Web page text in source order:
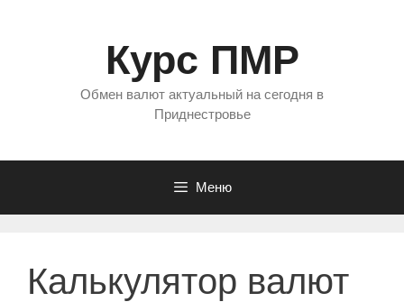
Курс ПМР
Обмен валют актуальный на сегодня в
Приднестровье
Меню
Калькулятор валют